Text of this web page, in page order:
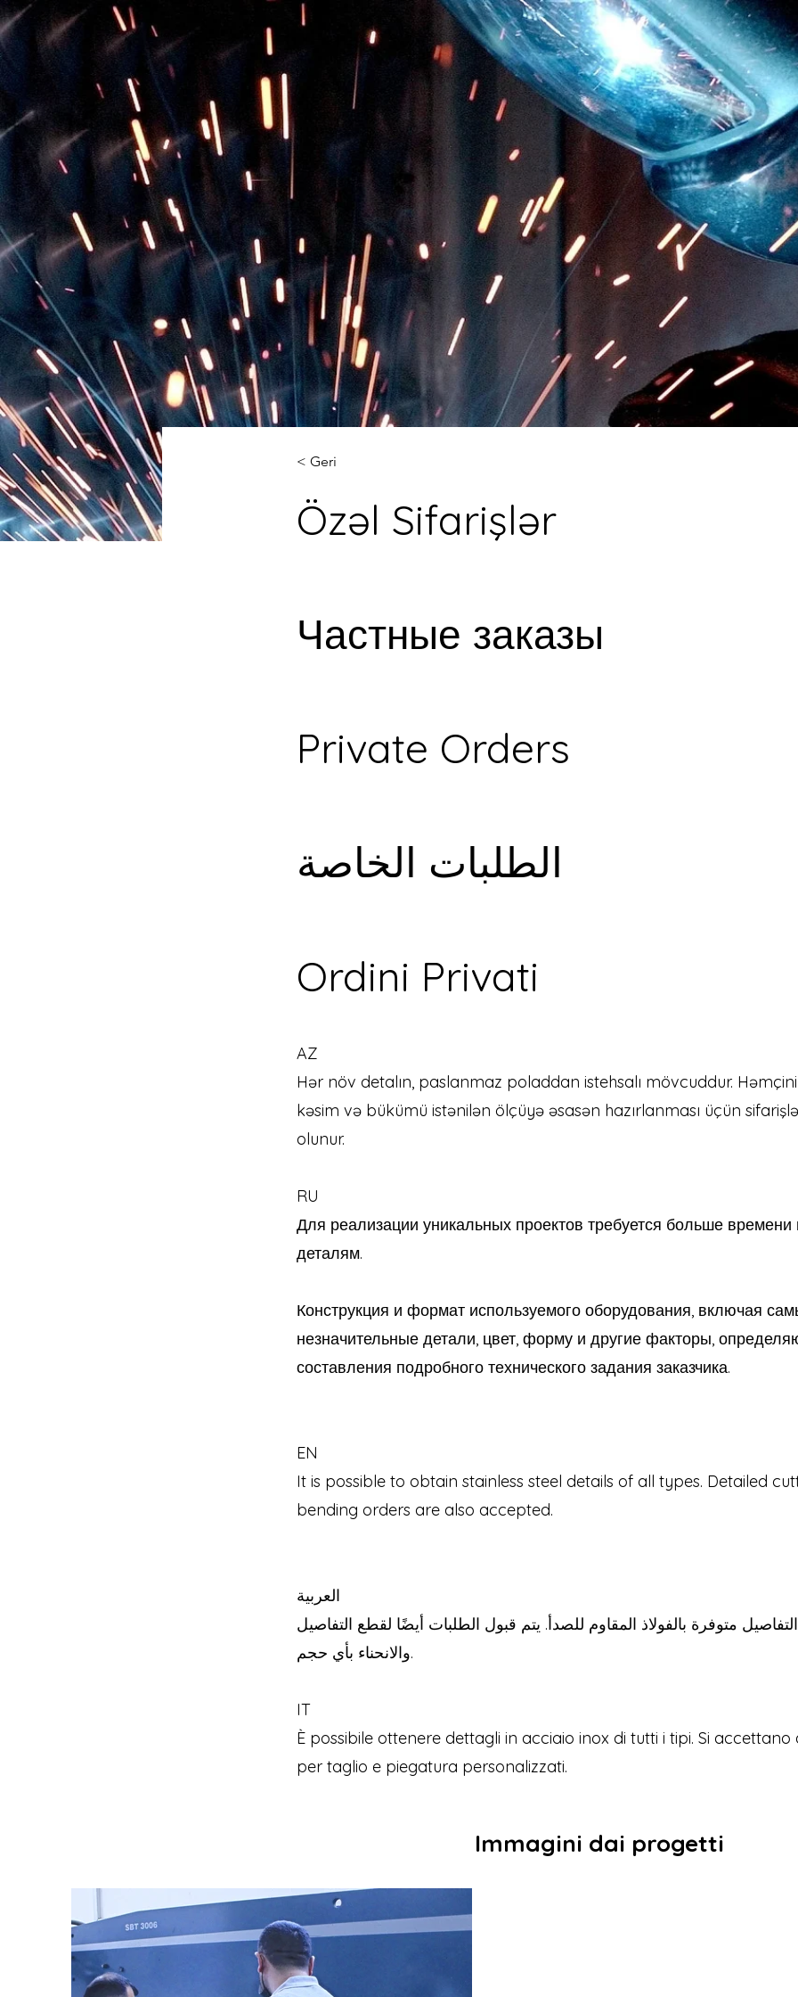
< Geri
Özəl Sifarişlər
Частные заказы
Private Orders
الطلبات الخاصة
Ordini Privati
AZ
Hər növ detalın, paslanmaz poladdan istehsalı mövcuddur.
kəsim və bükümü istənilən ölçüyə əsasən hazırlanması üçün
olunur.
RU
Для реализации уникальных проектов требуется больше
деталям.
Конструкция и формат используемого оборудования, включая
незначительные детали, цвет, форму и другие факторы,
составления подробного технического задания заказчика.
EN
It is possible to obtain stainless steel details of all types. Detailed
bending orders are also accepted.
العربية
متوفرة بالفولاذ المقاوم للصدأ. يتم قبول الطلبات أيضًا لقطع التفاصيل
والانحناء بأي حجم.
IT
È possibile ottenere dettagli in acciaio inox di tutti i tipi. Si accettano
per taglio e piegatura personalizzati.
Immagini dai progetti